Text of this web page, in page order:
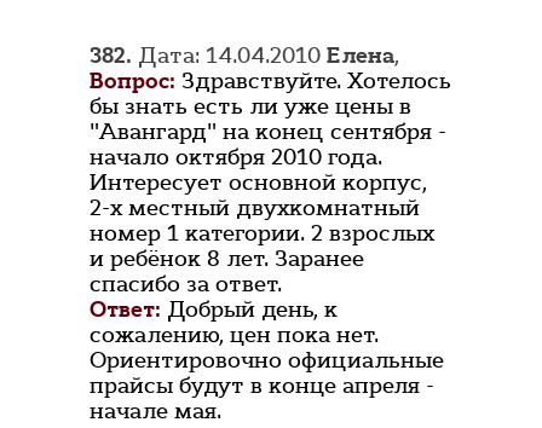
382. Дата: 14.04.2010 Елена,
Вопрос: Здравствуйте. Хотелось
бы знать есть ли уже цены в
"Авангард" на конец сентября -
начало октября 2010 года.
Интересует основной корпус,
2-х местный двухкомнатный
номер 1 категории. 2 взрослых
и ребёнок 8 лет. Заранее
спасибо за ответ.
Ответ: Добрый день, к
сожалению, цен пока нет.
Ориентировочно официальные
прайсы будут в конце апреля -
начале мая.